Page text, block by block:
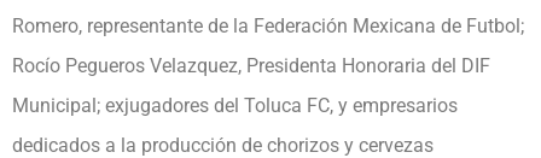
Romero, representante de la Federación Mexicana de Futbol;
Rocío Pegueros Velazquez, Presidenta Honoraria del DIF
Municipal; exjugadores del Toluca FC, y empresarios
dedicados a la producción de chorizos y cervezas